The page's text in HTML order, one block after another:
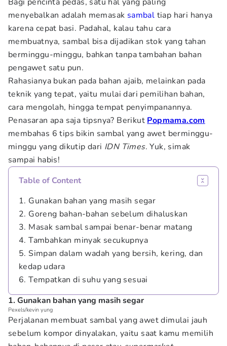
menyebalkan adalah memasak sambal tiap hari hanya
karena cepat basi. Padahal, kalau tahu cara
membuatnya, sambal bisa dijadikan stok yang tahan
berminggu-minggu, bahkan tanpa tambahan bahan
pengawet satu pun.
Rahasianya bukan pada bahan ajaib, melainkan pada
teknik yang tepat, yaitu mulai dari pemilihan bahan,
cara mengolah, hingga tempat penyimpanannya.
Penasaran apa saja tipsnya? Berikut Popmama.com
membahas 6 tips bikin sambal yang awet berminggu-
minggu yang dikutip dari IDN Times. Yuk, simak
sampai habis!
Table of Content
1. Gunakan bahan yang masih segar
2. Goreng bahan-bahan sebelum dihaluskan
3. Masak sambal sampai benar-benar matang
4. Tambahkan minyak secukupnya
5. Simpan dalam wadah yang bersih, kering, dan
kedap udara
6. Tempatkan di suhu yang sesuai
1. Gunakan bahan yang masih segar
Pexels/kevin yung
Perjalanan membuat sambal yang awet dimulai jauh
sebelum kompor dinyalakan, yaitu saat kamu memilih